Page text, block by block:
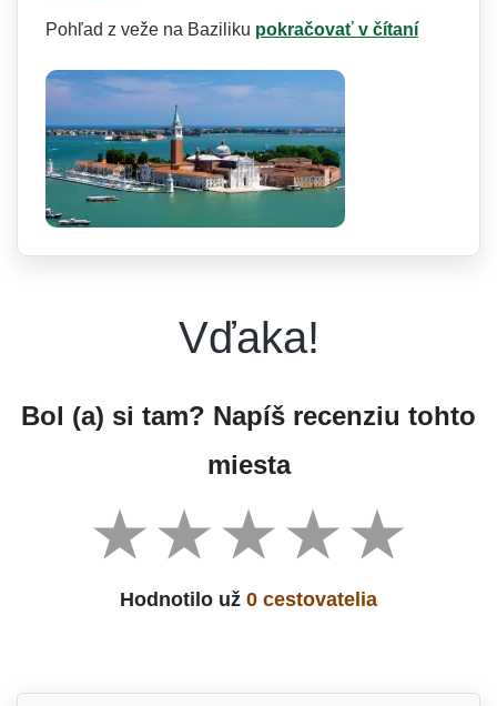
Pohľad z veže na Baziliku pokračovať v čítaní
Vďaka!
Bol (a) si tam? Napíš recenziu tohto
miesta
Hodnotilo už 0 cestovatelia